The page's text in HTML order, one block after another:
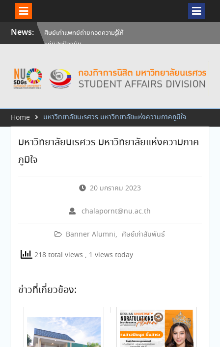
SkipNews:
ศิษย์เก่าแพทย์ถ่ายทอดความรู้ให้
แก่นิสิตปัจจุบัน
นเรศวร ครบรอบ 36 ปี 29
กรกฎาคม 2569
สัมภาษณ์นิสิตเพื่อพิจารณาเข้ารับ
ประจำปีการศึกษา 256
Home มหาวิทยาลัยนเรศวร มหาวิทยาลัยแห่งความภาคภูมิใจ
มหาวิทยาลัยนเรศวร มหาวิทยาลัยแห่งความภาค
ภูมิใจ
20 มกราคม 2023
chalapornt@nu.ac.th
Banner Alumni, ศิษย์เก่าสัมพันธ์
218 total views , 1 views today
ข่าวที่เกี่ยวข้อง: